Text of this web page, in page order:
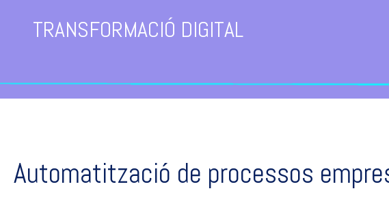
TRANSFORMACIÓ DIGITAL
Automatització de processos